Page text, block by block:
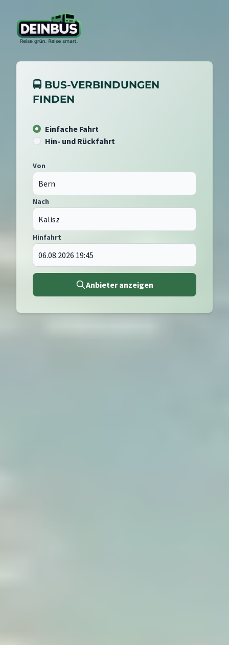
🚍 BUS-VERBINDUNGEN
FINDEN
Einfache Fahrt
Hin- und Rückfahrt
Von
Nach
Hinfahrt
Anbieter anzeigen